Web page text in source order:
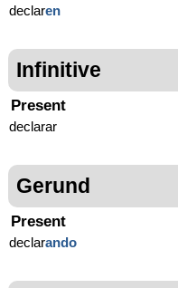
declaren
Infinitive
Present
declarar
Gerund
Present
declarando